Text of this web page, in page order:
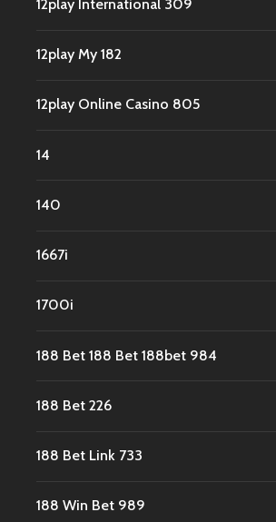
12play International 309
12play My 182
12play Online Casino 805
14
140
1667i
1700i
188 Bet 188 Bet 188bet 984
188 Bet 226
188 Bet Link 733
188 Win Bet 989